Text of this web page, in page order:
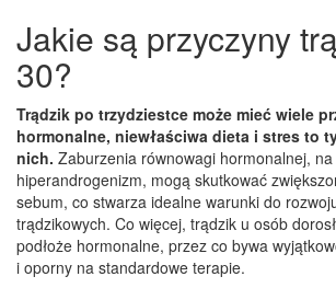
Jakie są przyczyny
30?
Trądzik po trzydziestce może mieć wiele
hormonalne, niewłaściwa dieta i stres to
nich. Zaburzenia równowagi hormonalnej, na
hiperandrogenizm, mogą skutkować
sebum, co stwarza idealne warunki do
trądzikowych. Co więcej, trądzik u osób
podłoże hormonalne, przez co bywa
i oporny na standardowe terapie.